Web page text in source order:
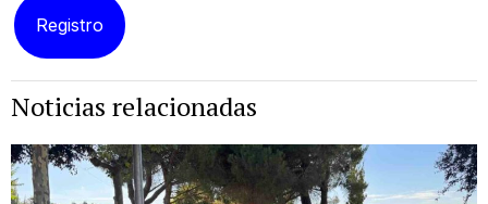
Noticias relacionadas